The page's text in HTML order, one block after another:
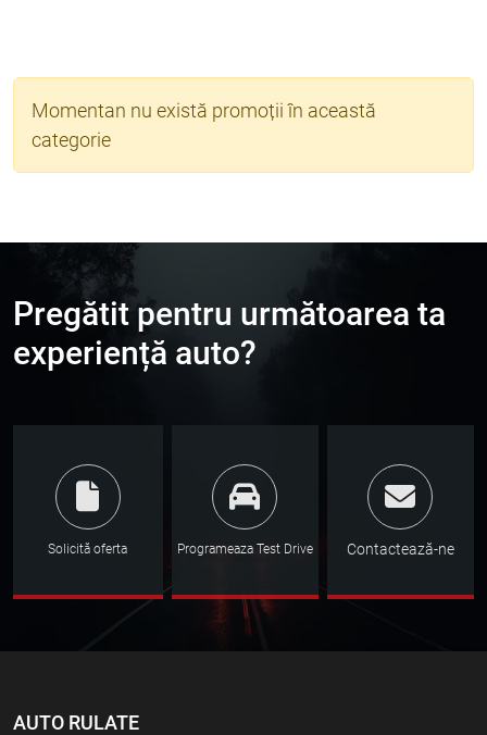
Momentan nu există promoții în această
categorie
Pregătit pentru următoarea ta
experiență auto?
Solicită oferta Programeaza Test Drive Contactează-ne
AUTO RULATE